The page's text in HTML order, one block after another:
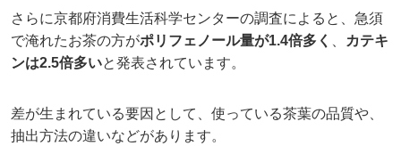
さらに京都府消費生活科学センターの調査によると、急須
で淹れたお茶の方がポリフェノール量が1.4倍多く
カテキ
ンは2.5倍多いと発表されています。
差が生まれている要因として、使っている茶葉の品質や、
抽出方法の違いなどがあります。